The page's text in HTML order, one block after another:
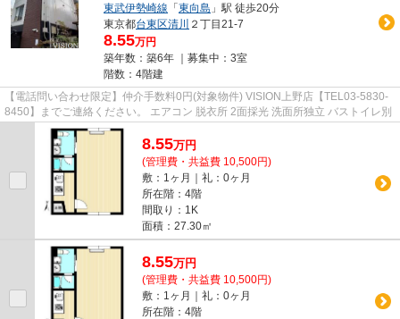
東武伊勢崎線 「東向島 」駅 徒歩20分
東京都台東区清川 ２丁目21-7
8.55万円
築年数：築6年 ｜募集中： 3室
階数：4階建
【電話問い合わせ限定】仲介手数料0円(対象物件) VISION上野店【TEL03-5830-
8450】までご連絡ください。 エアコン 脱衣所 2面採光 洗面所独立 バストイレ別
8.55万円
(管理費・共益費 10,500円)
敷：1ヶ月｜礼：0ヶ月
所在階：4階
間取り：1K
面積：27.30㎡
8.55万円
(管理費・共益費 10,500円)
敷：1ヶ月｜礼：0ヶ月
所在階：4階